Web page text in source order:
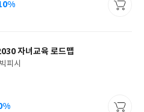
자녀교육 로드맵
빅피시